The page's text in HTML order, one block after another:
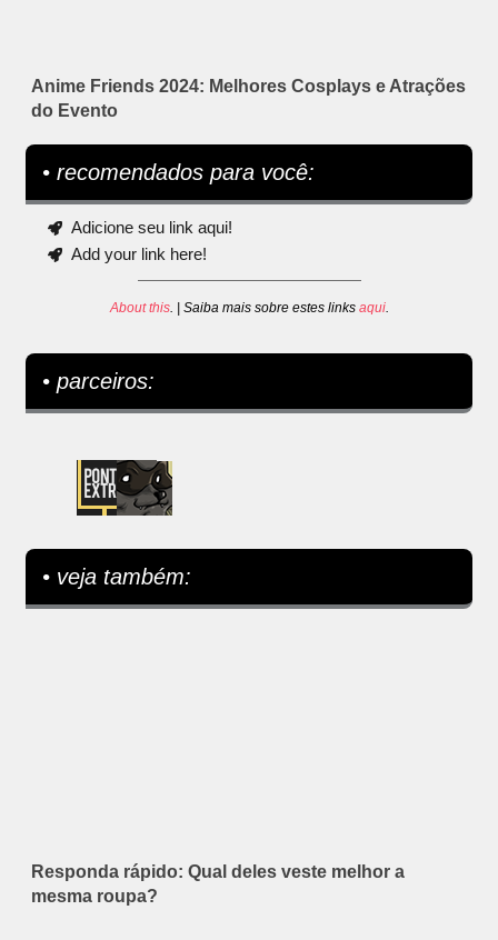
Anime Friends 2024: Melhores Cosplays e Atrações
do Evento
• recomendados para você:
Adicione seu link aqui!
Add your link here!
About this. | Saiba mais sobre estes links aqui.
• parceiros:
• veja também:
Responda rápido: Qual deles veste melhor a
mesma roupa?